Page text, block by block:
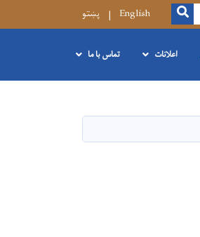
SEARCH
English پښتو
اعلانات تماس با ما